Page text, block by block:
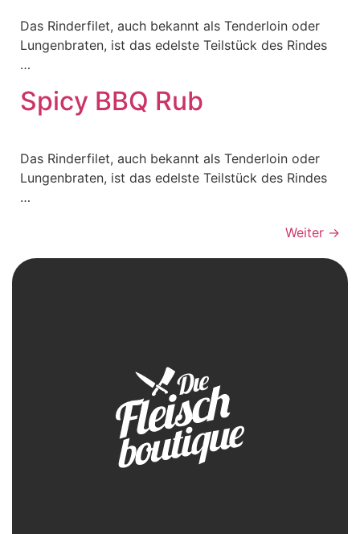
Das Rinderfilet, auch bekannt als Tenderloin oder
Lungenbraten, ist das edelste Teilstück des Rindes
…
Spicy BBQ Rub
Das Rinderfilet, auch bekannt als Tenderloin oder
Lungenbraten, ist das edelste Teilstück des Rindes
…
Weiter →